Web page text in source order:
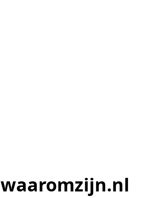
waaromzijn.nl